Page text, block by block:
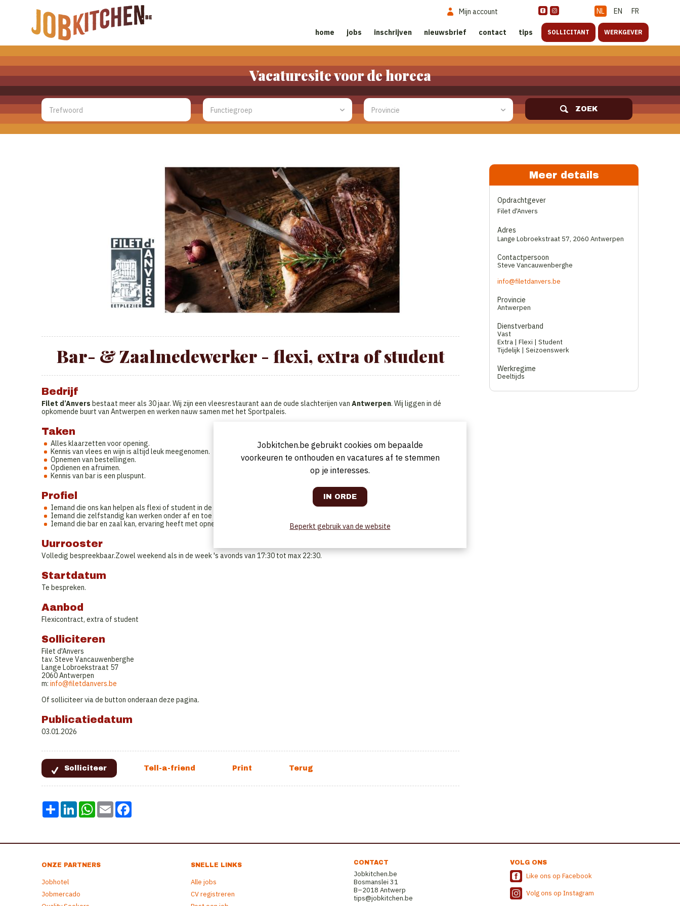
NL EN FR
Mijn account
home jobs inschrijven nieuwsbrief contact tips SOLLICITANT WERKGEVER
Vacaturesite voor de horeca
ZOEK
Bar- & Zaalmedewerker - flexi, extra of student
Bedrijf
Filet d’Anvers bestaat meer als 30 jaar. Wij zijn een vleesrestaurant aan de oude slachterijen van Antwerpen. Wij liggen in dé
opkomende buurt van Antwerpen en werken nauw samen met het Sportpaleis.
Taken
Alles klaarzetten voor opening.
Kennis van vlees en wijn is altijd leuk meegenomen.
Opnemen van bestellingen.
Opdienen en afruimen.
Kennis van bar is een pluspunt.
Profiel
Iemand die ons kan helpen als flexi of student in de zaal.
Iemand die zelfstandig kan werken onder af en toe stress momenten.
Iemand die bar en zaal kan, ervaring heeft met opnemen, afruimen en werking bar.
Uurrooster
Volledig bespreekbaar.Zowel weekend als in de week 's avonds van 17:30 tot max 22:30.
Startdatum
Te bespreken.
Aanbod
Flexicontract, extra of student
Solliciteren
Filet d'Anvers
tav. Steve Vancauwenberghe
Lange Lobroekstraat 57
2060 Antwerpen
m: info@filetdanvers.be
Of solliciteer via de button onderaan deze pagina.
Publicatiedatum
03.01.2026
Share LinkedInWhatsApp
Email
Meer details
Opdrachtgever
Filet d'Anvers
Adres
Lange Lobroekstraat 57, 2060 Antwerpen
Contactpersoon
Steve Vancauwenberghe
info@filetdanvers.be
Provincie
Antwerpen
Dienstverband
Vast
Extra | Flexi | Student
Tijdelijk | Seizoenswerk
Werkregime
Deeltijds
ONZE PARTNERS
Jobhotel
Jobmercado
SNELLE LINKS
Alle jobs
CV registreren
CONTACT
Jobkitchen.be
Bosmanslei 31
B–2018 Antwerp
tips@jobkitchen.be
VOLG ONS
Like ons op Facebook
Volg ons op Instagram
Jobkitchen.be gebruikt cookies om bepaalde
voorkeuren te onthouden en vacatures af te stemmen
op je interesses.
Beperkt gebruik van de website